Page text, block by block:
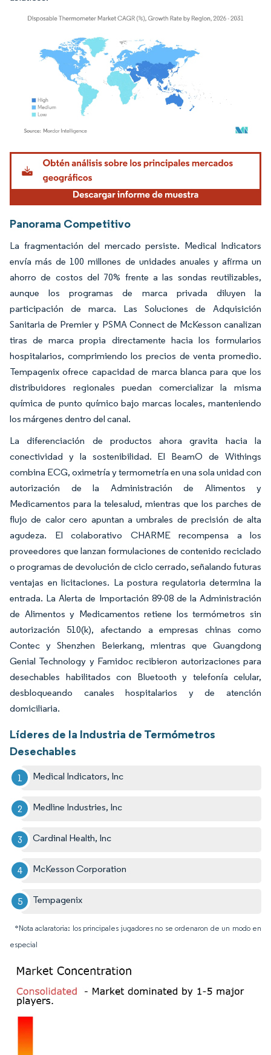
Imagen © Mordor Intelligence. El uso requiere atribución según CC BY 4.0.
Panorama Competitivo
La fragmentación del mercado persiste. Medical Indicators
envía más de 100 millones de unidades anuales y afirma un
ahorro de costos del 70% frente a las sondas reutilizables,
aunque los programas de marca privada diluyen la
participación de marca. Las Soluciones de Adquisición
Sanitaria de Premier y PSMA Connect de McKesson canalizan
tiras de marca propia directamente hacia los formularios
hospitalarios, comprimiendo los precios de venta promedio.
Tempagenix ofrece capacidad de marca blanca para que los
distribuidores regionales puedan comercializar la misma
química de punto químico bajo marcas locales, manteniendo
los márgenes dentro del canal.
La diferenciación de productos ahora gravita hacia la
conectividad y la sostenibilidad. El BeamO de Withings
combina ECG, oximetría y termometría en una sola unidad con
autorización de la Administración de Alimentos y
Medicamentos para la telesalud, mientras que los parches de
flujo de calor cero apuntan a umbrales de precisión de alta
agudeza. El colaborativo CHARME recompensa a los
proveedores que lanzan formulaciones de contenido reciclado
o programas de devolución de ciclo cerrado, señalando futuras
ventajas en licitaciones. La postura regulatoria determina la
entrada. La Alerta de Importación 89-08 de la Administración
de Alimentos y Medicamentos retiene los termómetros sin
autorización 510(k), afectando a empresas chinas como
Contec y Shenzhen Beierkang, mientras que Guangdong
Genial Technology y Famidoc recibieron autorizaciones para
desechables habilitados con Bluetooth y telefonía celular,
desbloqueando canales hospitalarios y de atención
domiciliaria.
Líderes de la Industria de Termómetros
Desechables
Medical Indicators, Inc
Medline Industries, Inc
Cardinal Health, Inc
McKesson Corporation
Tempagenix
*Nota aclaratoria: los principales jugadores no se ordenaron de un modo en
especial